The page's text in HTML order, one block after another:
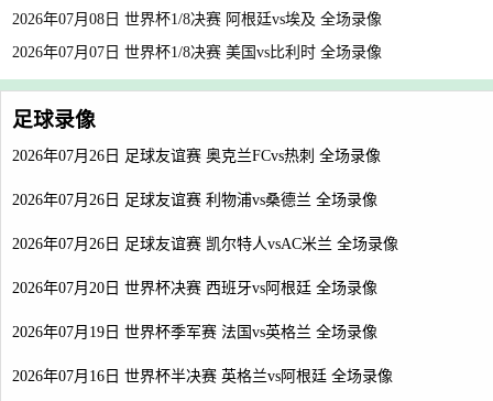
2026年07月08日 世界杯1/8决赛 阿根廷vs埃及 全场录像
2026年07月07日 世界杯1/8决赛 美国vs比利时 全场录像
足球录像
2026年07月26日 足球友谊赛 奥克兰FCvs热刺 全场录像
2026年07月26日 足球友谊赛 利物浦vs桑德兰 全场录像
2026年07月26日 足球友谊赛 凯尔特人vsAC米兰 全场录像
2026年07月20日 世界杯决赛 西班牙vs阿根廷 全场录像
2026年07月19日 世界杯季军赛 法国vs英格兰 全场录像
2026年07月16日 世界杯半决赛 英格兰vs阿根廷 全场录像